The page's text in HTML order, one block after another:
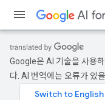
Google은 AI 기술을 사용
다. AI 번역에는 오류가 있